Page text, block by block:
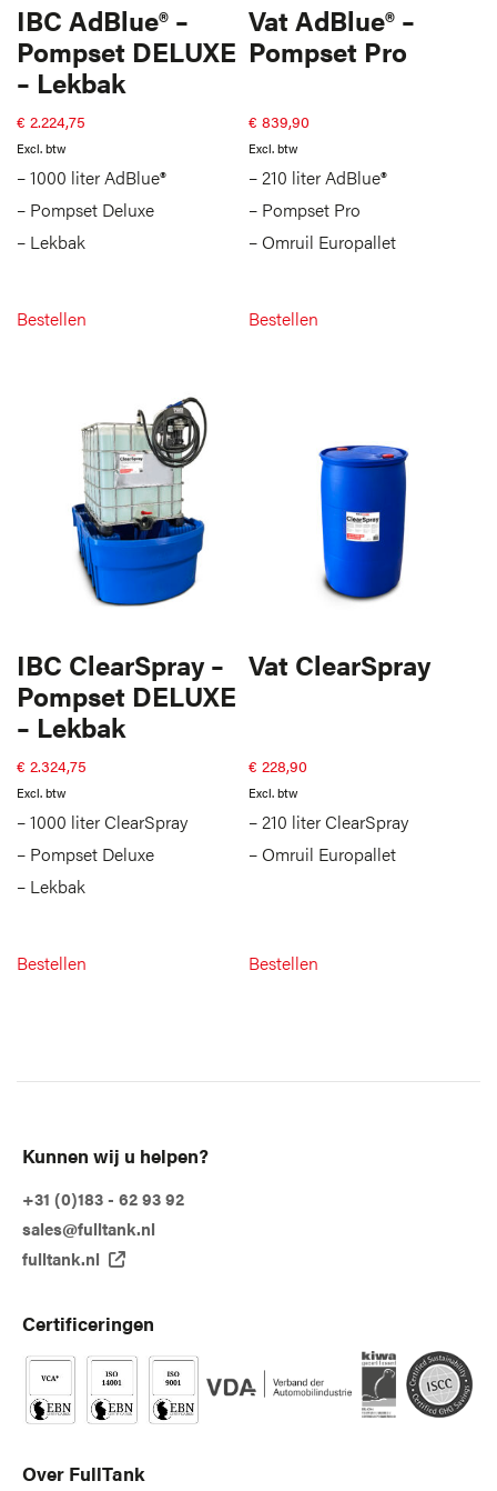
IBC AdBlue® –
Pompset DELUXE
– Lekbak
€ 2.224,75
Excl. btw
– 1000 liter AdBlue®
– Pompset Deluxe
– Lekbak
Bestellen
Vat AdBlue® –
Pompset Pro
€ 839,90
Excl. btw
– 210 liter AdBlue®
– Pompset Pro
– Omruil Europallet
Bestellen
IBC ClearSpray –
Pompset DELUXE
– Lekbak
€ 2.324,75
Excl. btw
– 1000 liter ClearSpray
– Pompset Deluxe
– Lekbak
Bestellen
Vat ClearSpray
€ 228,90
Excl. btw
– 210 liter ClearSpray
– Omruil Europallet
Bestellen
Kunnen wij u helpen?
+31 (0)183 - 62 93 92
sales@fulltank.nl
fulltank.nl
Certificeringen
Over FullTank